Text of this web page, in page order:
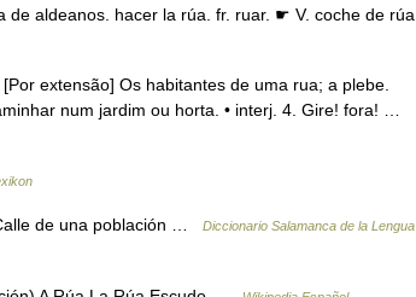
aldeanos. hacer la rúa. fr. ruar. ☛ V. coche de rúa
extensão] Os habitantes de uma rua; a plebe.
num jardim ou horta. • interj. 4. Gire! fora! …
de una población …
Diccionario Salamanca de la Lengua